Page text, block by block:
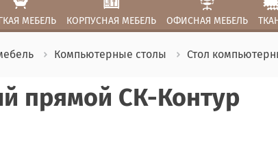
МЕБЕЛЬ КОРПУСНАЯ МЕБЕЛЬ ОФИСНАЯ МЕБЕЛЬ
Компьютерные столы Стол
прямой СК-Контур